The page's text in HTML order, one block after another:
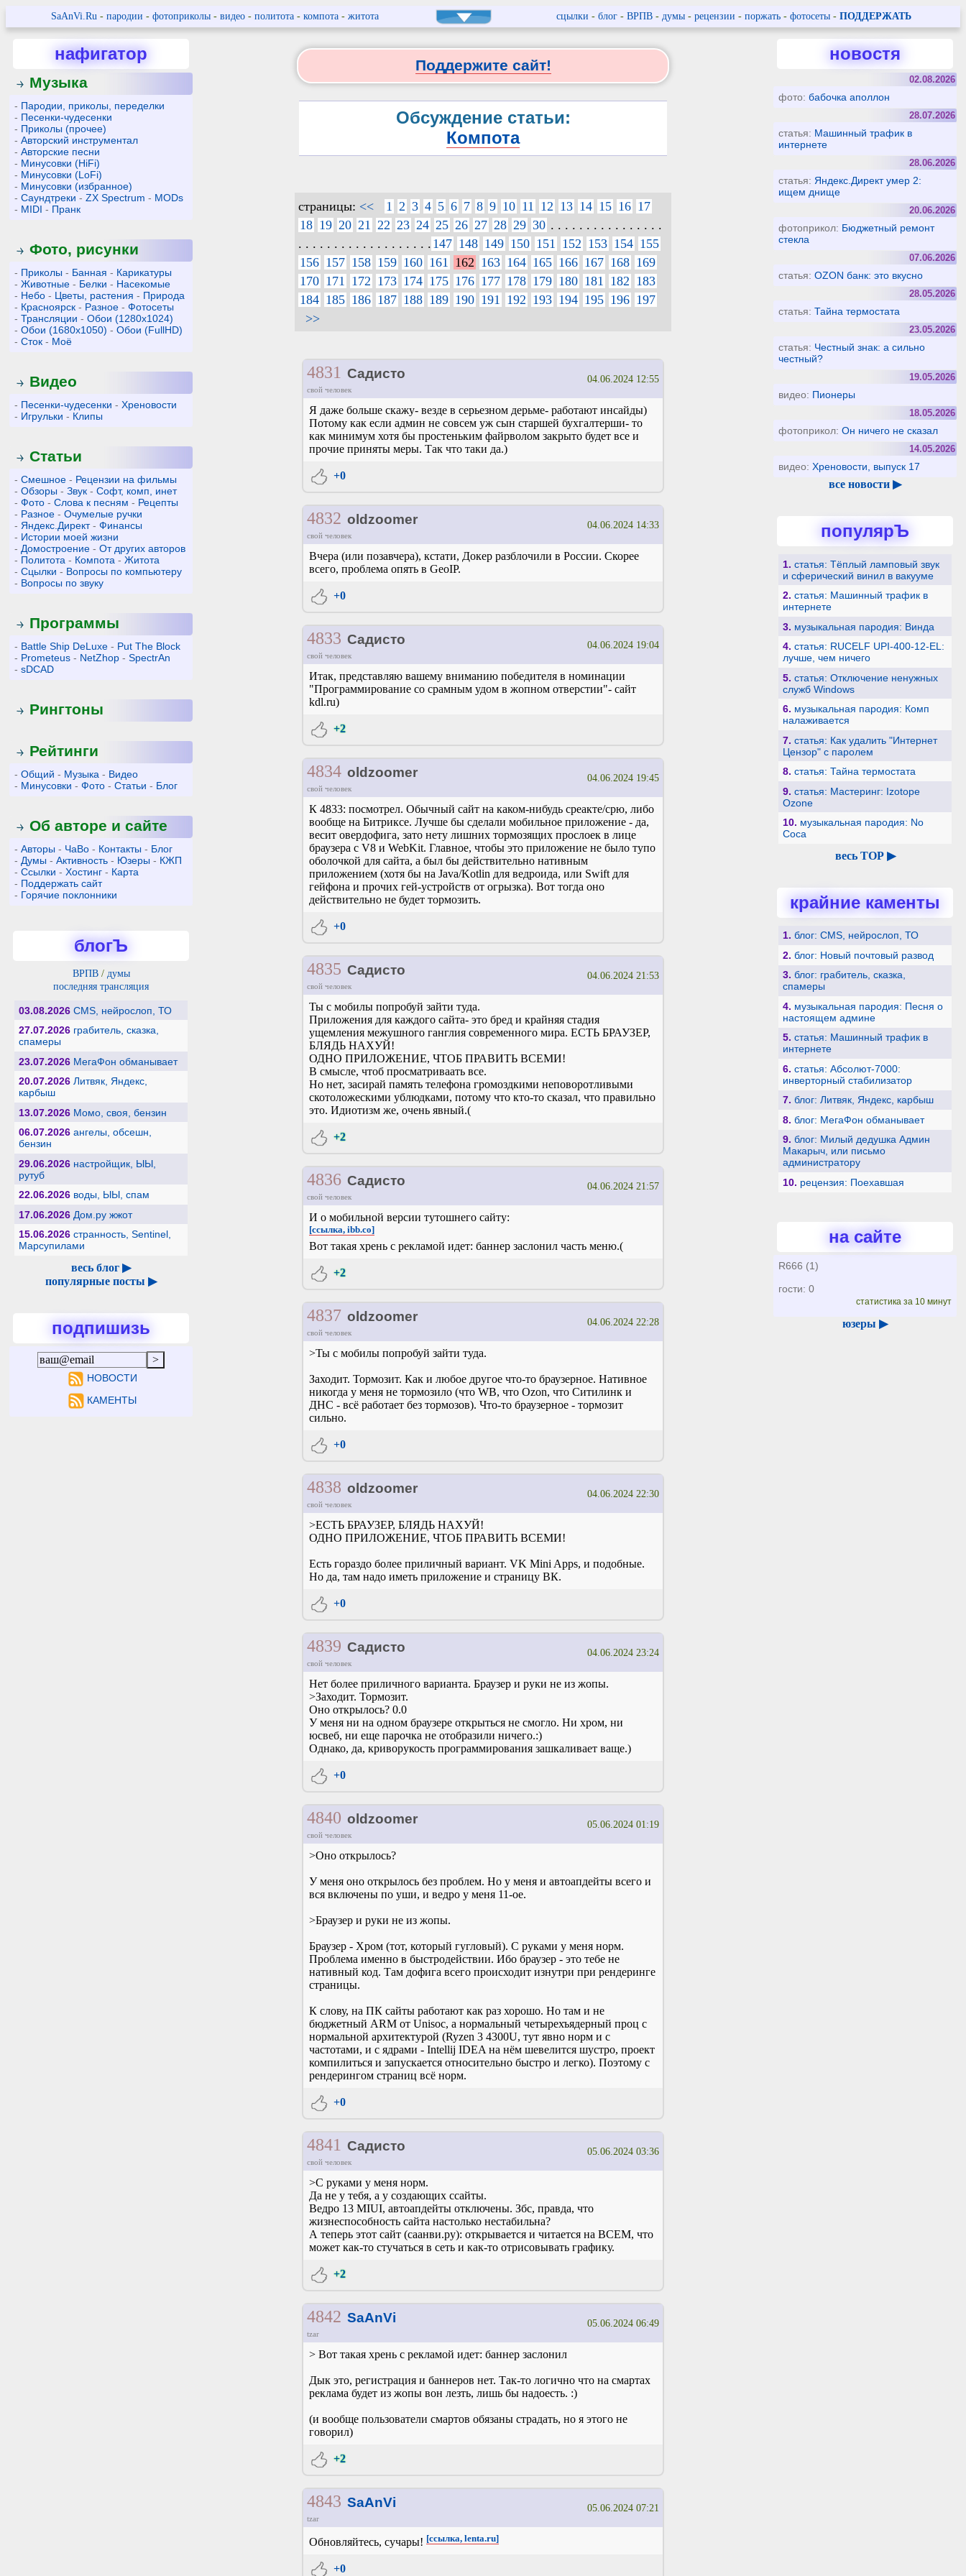
SaAnVi.Ru- пародии - фотоприколы- видео- политота- компота- житота сцылки - блог- ВРПВ- думы- рецензии - поржать- фотосеты - ПОДДЕРЖАТЬ
нафигатор
Музыка
- Пародии, приколы, переделки
- Песенки-чудесенки
- Приколы (прочее)
-Авторский инструментал
-Авторские песни
- Минусовки (HiFi)
- Минусовки (LoFi)
- Минусовки (избранное)
-Саундтреки -ZX Spectrum - MODs
- MIDI - Пранк
Фото, рисунки
- Приколы - Банная - Карикатуры
-Животные - Белки - Насекомые
- Небо - Цветы, растения - Природа
- Красноярск - Разное -Фотосеты
-Трансляции -Обои (1280x1024)
-Обои (1680x1050) -Обои (FullHD)
-Сток - Моё
Видео
- Песенки-чудесенки -Хреновости
- Игрульки - Клипы
Статьи
-Смешное - Рецензии на фильмы
-Обзоры -Звук -Софт, комп, инет
-Фото -Слова к песням - Рецепты
- Разное -Очумелые ручки
- Яндекс.Директ-Финансы
- Истории моей жизни
- Домостроение -От других авторов
- Политота - Компота -Житота
-Сцылки - Вопросы по компьютеру
- Вопросы по звуку
Программы
- Battle Ship DeLuxe - Put The Block
- Prometeus - NetZhop -SpectrAn
-sDCAD
Рингтоны
Рейтинги
-Общий - Музыка - Видео
- Минусовки -Фото -Статьи - Блог
Об авторе и сайте
-Авторы - ЧаВо - Контакты - Блог
- Думы -Активность - Юзеры - КЖП
-Ссылки -Хостинг - Карта
- Поддержать сайт
- Горячие поклонники
блогЪ
ВРПВ/ думы
последняя трансляция
03.08.2026 CMS, нейрослоп, ТО
27.07.2026 грабитель, сказка,
спамеры
23.07.2026 МегаФон обманывает
20.07.2026 Литвяк, Яндекс,
карбыш
13.07.2026 Момо, своя, бензин
06.07.2026 ангелы, обсешн,
бензин
29.06.2026 настройщик, ЫЫ,
рутуб
22.06.2026 воды, ЫЫ, спам
17.06.2026 Дом.ру жжот
15.06.2026 странность, Sentinel,
Марсупилами
весь блог ▶
популярные посты ▶
подпишизь
НОВОСТИ
КАМЕНТЫ
Поддержите сайт!
Обсуждение статьи:
Компота
страницы: << 1 2 3 4 5 6 7 8 9 10 11 12 13 14 15 16 17
18 19 20 21 22 23 24 25 26 27 28 29 30 . . . . . . . . . . . . . . . .
. . . . . . . . . . . . . . . . . . . 147 148 149 150 151 152 153 154 155
156 157 158 159 160 161 162 163 164 165 166 167 168 169
170 171 172 173 174 175 176 177 178 179 180 181 182 183
184 185 186 187 188 189 190 191 192 193 194 195 196 197
>>
4831 Садисто
свой человек
04.06.2024 12:55
Я даже больше скажу- везде в серьезном дерьме- работают инсайды)
Потому как если админ не совсем уж сын старшей бухгалтерши- то
как минимум хотя бы простеньким файрволом закрыто будет все и
прочие приняты меры. Так что таки да.)
+0
4832 oldzoomer
свой человек
04.06.2024 14:33
Вчера (или позавчера), кстати, Докер разблочили в России. Скорее
всего, проблема опять в GeoIP.
+0
4833 Садисто
свой человек
04.06.2024 19:04
Итак, представляю вашему вниманию победителя в номинации
"Программирование со срамным удом в жопном отверстии"- сайт
kdl.ru)
+2
4834 oldzoomer
свой человек
04.06.2024 19:45
К 4833: посмотрел. Обычный сайт на каком-нибудь среакте/срю, либо
вообще на Битриксе. Лучше бы сделали мобильное приложение - да,
весит овердофига, зато нету лишних тормозящих прослоек в лице
браузера с V8 и WebKit. Главное, чтобы это приложение не было тупо
оболочкой для сайта, а был бы действительно нативным
приложением (хотя бы на Java/Kotlin для ведроида, или Swift для
гейфона и прочих гей-устройств от огрызка). Вот тогда оно
действительно не будет тормозить.
+0
4835 Садисто
свой человек
04.06.2024 21:53
Ты с мобилы попробуй зайти туда.
Приложения для каждого сайта- это бред и крайняя стадия
ущемления межушного ганглия современного мира. ЕСТЬ БРАУЗЕР,
БЛЯДЬ НАХУЙ!
ОДНО ПРИЛОЖЕНИЕ, ЧТОБ ПРАВИТЬ ВСЕМИ!
В смысле, чтоб просматриваать все.
Но нет, засирай память телефона громоздкими неповоротливыми
скотоложескими ублюдками, потому что кто-то сказал, что правильно
это. Идиотизм же, очень явный.(
+2
4836 Садисто
свой человек
04.06.2024 21:57
И о мобильной версии тутошнего сайту:
[ссылка, ibb.co]
Вот такая хрень с рекламой идет: баннер заслонил часть меню.(
+2
4837 oldzoomer
свой человек
04.06.2024 22:28
>Ты с мобилы попробуй зайти туда.
Заходит. Тормозит. Как и любое другое что-то браузерное. Нативное
никогда у меня не тормозило (что WB, что Ozon, что Ситилинк и
ДНС - всё работает без тормозов). Что-то браузерное - тормозит
сильно.
+0
4838 oldzoomer
свой человек
04.06.2024 22:30
>ЕСТЬ БРАУЗЕР, БЛЯДЬ НАХУЙ!
ОДНО ПРИЛОЖЕНИЕ, ЧТОБ ПРАВИТЬ ВСЕМИ!
Есть гораздо более приличный вариант. VK Mini Apps, и подобные.
Но да, там надо иметь приложение и страницу ВК.
+0
4839 Садисто
свой человек
04.06.2024 23:24
Нет более приличного варианта. Браузер и руки не из жопы.
>Заходит. Тормозит.
Оно открылось? 0.0
У меня ни на одном браузере открыться не смогло. Ни хром, ни
юсвеб, ни еще парочка не отобразили ничего.:)
Однако, да, криворукость программирования зашкаливает ваще.)
+0
4840 oldzoomer
свой человек
05.06.2024 01:19
>Оно открылось?
У меня оно открылось без проблем. Но у меня и автоапдейты всего и
вся включены по уши, и ведро у меня 11-ое.
>Браузер и руки не из жопы.
Браузер - Хром (тот, который гугловый). С руками у меня норм.
Проблема именно в быстродействии. Ибо браузер - это тебе не
нативный код. Там дофига всего происходит изнутри при рендеринге
страницы.
К слову, на ПК сайты работают как раз хорошо. Но там и не
бюджетный ARM от Unisoc, а нормальный четырехъядерный проц с
нормальной архитектурой (Ryzen 3 4300U, тут явно норм и с
частотами, и с ядрами - Intellij IDEA на нём шевелится шустро, проект
компилиться и запускается относительно быстро и легко). Поэтому с
рендерингом страниц всё норм.
+0
4841 Садисто
свой человек
05.06.2024 03:36
>С руками у меня норм.
Да не у тебя, а у создающих ссайты.
Ведро 13 MIUI, автоапдейты отключены. Збс, правда, что
жизнеспособность сайта настолько нестабильна?
А теперь этот сайт (саанви.ру): открывается и читается на ВСЕМ, что
может как-то стучаться в сеть и как-то отрисовывать графику.
+2
4842 SaAnVi
tzar
05.06.2024 06:49
> Вот такая хрень с рекламой идет: баннер заслонил
Дык это, регистрация и баннеров нет. Так-то логично что на смартах
реклама будет из жопы вон лезть, лишь бы надоесть. :)
(и вообще пользователи смартов обязаны страдать, но я этого не
говорил)
+2
4843 SaAnVi
tzar
05.06.2024 07:21
Обновляйтесь, сучары! [ссылка, lenta.ru]
+0
новостя
02.08.2026
фото:бабочка аполлон
28.07.2026
статья: Машинный трафик в
интернете
28.06.2026
статья: Яндекс.Директ умер 2:
ищем днище
20.06.2026
фотоприкол: Бюджетный ремонт
стекла
07.06.2026
статья:OZON банк: это вкусно
28.05.2026
статья:Тайна термостата
23.05.2026
статья: Честный знак: а сильно
честный?
19.05.2026
видео: Пионеры
18.05.2026
фотоприкол:Он ничего не сказал
14.05.2026
видео:Хреновости, выпуск 17
все новости ▶
популярЪ
1. статья: Тёплый ламповый звук
и сферический винил в вакууме
2. статья: Машинный трафик в
интернете
3. музыкальная пародия: Винда
4. статья: RUCELF UPI-400-12-EL:
лучше, чем ничего
5. статья: Отключение ненужных
служб Windows
6. музыкальная пародия: Комп
налаживается
7. статья: Как удалить "Интернет
Цензор" с паролем
8. статья: Тайна термостата
9. статья: Мастеринг: Izotope
Ozone
10. музыкальная пародия: No
Coca
весь TOP ▶
крайние каменты
1. блог: CMS, нейрослоп, ТО
2. блог: Новый почтовый развод
3. блог: грабитель, сказка,
спамеры
4. музыкальная пародия: Песня о
настоящем админе
5. статья: Машинный трафик в
интернете
6. статья: Абсолют-7000:
инверторный стабилизатор
7. блог: Литвяк, Яндекс, карбыш
8. блог: МегаФон обманывает
9. блог: Милый дедушка Админ
Макарыч, или письмо
администратору
10. рецензия: Поехавшая
на сайте
R666 (1)
гости: 0
статистика за 10 минут
юзеры ▶